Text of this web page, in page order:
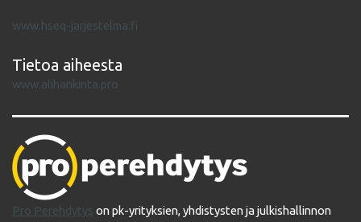
www.hseq-jarjestelma.fi
Tietoa aiheesta
www.alihankinta.pro
Pro Perehdytys on pk-yrityksien, yhdistysten ja julkishallinnon